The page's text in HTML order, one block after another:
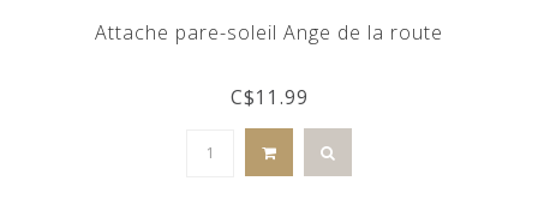
Attache pare-soleil Ange de la route
C$11.99